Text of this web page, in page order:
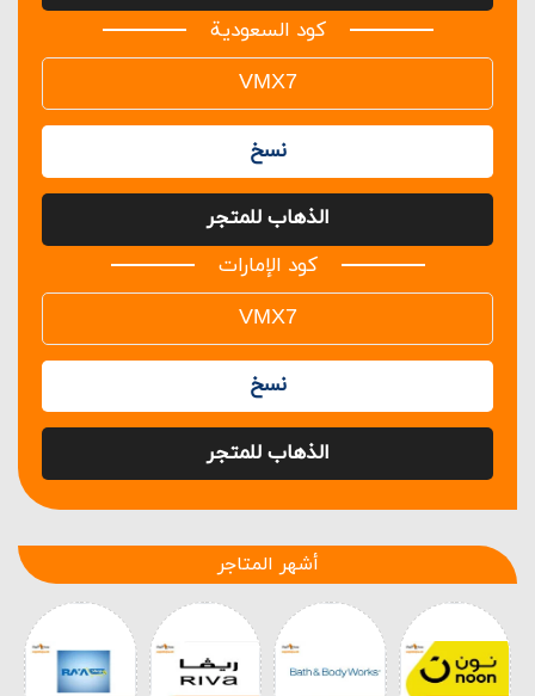
كود السعودية
نسخ
الذهاب للمتجر
كود الإمارات
نسخ
الذهاب للمتجر
أشهر المتاجر